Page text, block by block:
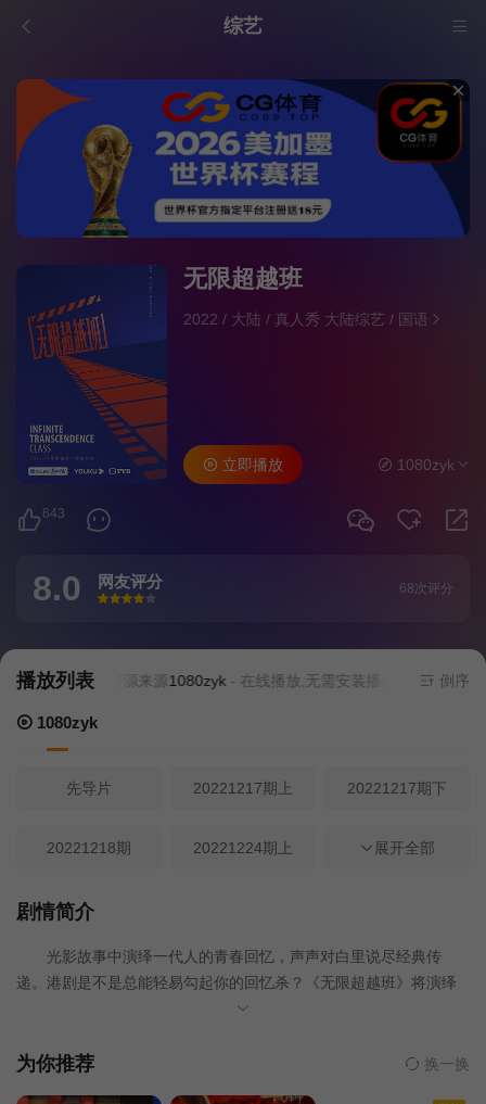
综艺
无限超越班
2022 / 大陆 / 真人秀 大陆综艺/ 国语
643
立即播放 1080zyk
8.0 网友评分
很差
较差还行推荐力荐
68次评分
播放列表
当前资源来源1080zyk- 在线播放,无需安装播放器 倒序
1080zyk
先导片 20221217期上 20221217期下
20221218期 20221224期上 20221224期下
20221224期不无聊
20230107期上 20230107期下 20230114期上
展开全部
剧情简介
光影故事中演绎一代人的青春回忆，声声对白里说尽经典传
递。港剧是不是总能轻易勾起你的回忆杀？《无限超越班》将演绎
为你推荐 换一换